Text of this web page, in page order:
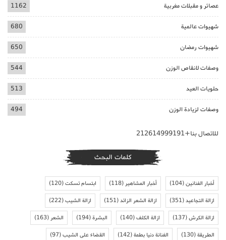
عصائر و مقبلات مغربية 1162
شهيوات عالمية 680
شهيوات رمضان 650
وصفات لانقاص الوزن 544
حلويات العيد 513
وصفات لزيادة الوزن 494
للاتصال بنا+212614999191
كلمات البحث
أخبار الفنانين(104) أخبار المشاهير(118) ابتسام تسكت(120)
ازالة التجاعيد(351) ازالة الشعر الزائد(151) ازالة الشيب(222)
ازالة الكرش(137) ازالة الكلف(140) البشرة(194) الشعر(163)
الطريقة(130) الفنانة دنيا بطمة(142) القضاء على الشيب(97)